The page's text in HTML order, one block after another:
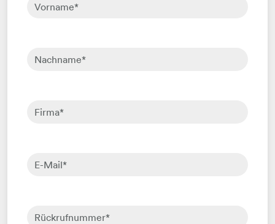
Vorname*
Nachname*
Firma*
E-Mail*
Rückrufnummer*